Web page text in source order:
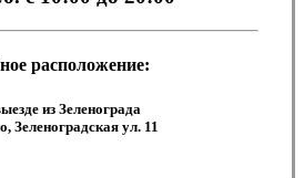
расположение:
из Зеленограда
Зеленоградская ул. 11